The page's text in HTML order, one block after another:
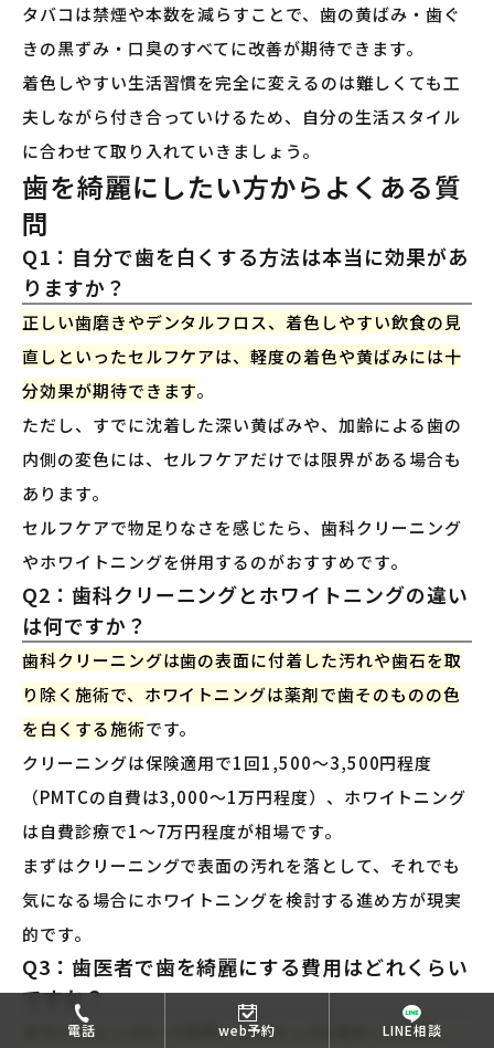
電話 web予約 LINE相談
タバコは禁煙や本数を減らすことで、歯の黄ばみ・歯ぐ
きの黒ずみ・口臭のすべてに改善が期待できます。
着色しやすい生活習慣を完全に変えるのは難しくても工
夫しながら付き合っていけるため、自分の生活スタイル
に合わせて取り入れていきましょう。
歯を綺麗にしたい方からよくある質
問
Q1：自分で歯を白くする方法は本当に効果があ
りますか？
正しい歯磨きやデンタルフロス、着色しやすい飲食の見
直しといったセルフケアは、軽度の着色や黄ばみには十
分効果が期待できます。
ただし、すでに沈着した深い黄ばみや、加齢による歯の
内側の変色には、セルフケアだけでは限界がある場合も
あります。
セルフケアで物足りなさを感じたら、歯科クリーニング
やホワイトニングを併用するのがおすすめです。
Q2：歯科クリーニングとホワイトニングの違い
は何ですか？
歯科クリーニングは歯の表面に付着した汚れや歯石を取
り除く施術で、ホワイトニングは薬剤で歯そのものの色
を白くする施術です。
クリーニングは保険適用で1回1,500〜3,500円程度
（PMTCの自費は3,000〜1万円程度）、ホワイトニング
は自費診療で1〜7万円程度が相場です。
まずはクリーニングで表面の汚れを落として、それでも
気になる場合にホワイトニングを検討する進め方が現実
的です。
Q3：歯医者で歯を綺麗にする費用はどれくらい
ですか？
ホワイトニング1〜7万円、セラミック1本8〜15万円、